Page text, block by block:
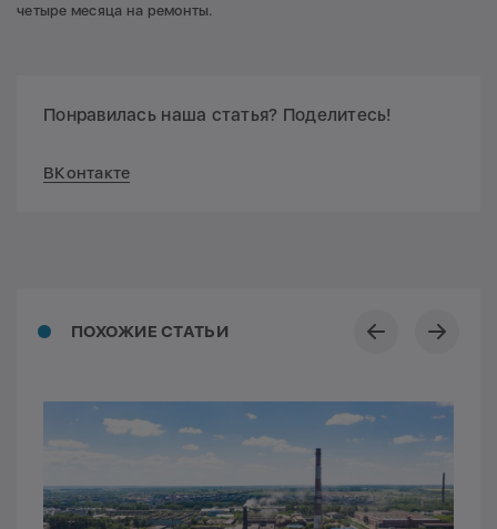
четыре месяца на ремонты.
Понравилась наша статья? Поделитесь!
ВКонтакте
ПОХОЖИЕ СТАТЬИ